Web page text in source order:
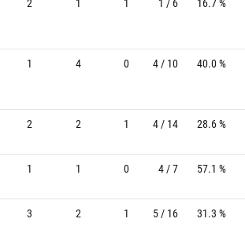
1 4 0 4 / 10 40.0 %
2 2 1 4 / 14 28.6 %
1 1 0 4 / 7 57.1 %
3 2 1 5 / 16 31.3 %